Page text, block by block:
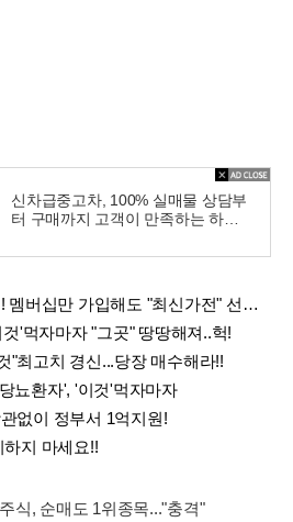
신차급중고차, 100% 실매물 상담부
터 구매까지 고객이 만족하는 하나
입해도 "최신가전" 선착순 100% 무료 경품지원!!
'먹자마자 "그곳" 땅땅해져..헉!
"최고치 경신...당장 매수해라!!
뇨환자', '이것'먹자마자
없이 정부서 1억지원!
지 마세요!!
식, 순매도 1위종목..."충격"